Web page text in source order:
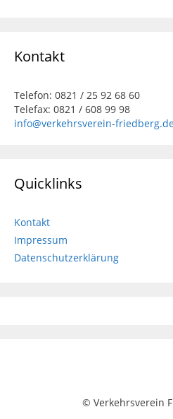
Kontakt
Telefon: 0821 / 25 92 68 60
Telefax: 0821 / 608 99 98
info@verkehrsverein-
Quicklinks
Kontakt
Impressum
Datenschutzerklärung
© Verkehrsverein